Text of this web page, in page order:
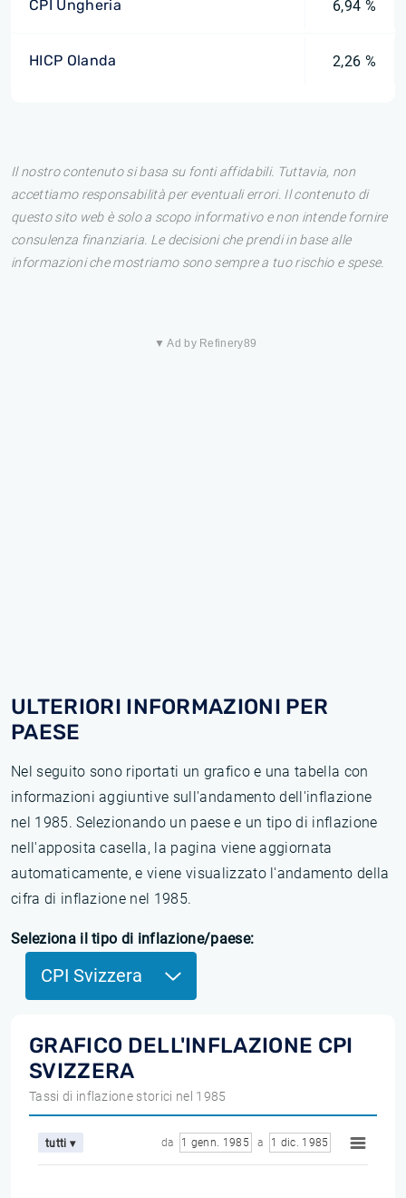
CPI Ungheria 6,94 %
HICP Olanda 2,26 %
Il nostro contenuto si basa su fonti affidabili. Tuttavia, non
accettiamo responsabilità per eventuali errori. Il contenuto di
questo sito web è solo a scopo informativo e non intende fornire
consulenza finanziaria. Le decisioni che prendi in base alle
informazioni che mostriamo sono sempre a tuo rischio e spese.
▼ Ad by Refinery89
ULTERIORI INFORMAZIONI PER
PAESE
Nel seguito sono riportati un grafico e una tabella con
informazioni aggiuntive sull'andamento dell'inflazione
nel 1985. Selezionando un paese e un tipo di inflazione
nell'apposita casella, la pagina viene aggiornata
automaticamente, e viene visualizzato l'andamento della
cifra di inflazione nel 1985.
Seleziona il tipo di inflazione/paese:
CPI Svizzera
GRAFICO DELL'INFLAZIONE CPI
SVIZZERA
Tassi di inflazione storici nel 1985
tutti ▾ da 1 genn. 1985 a 1 dic. 1985